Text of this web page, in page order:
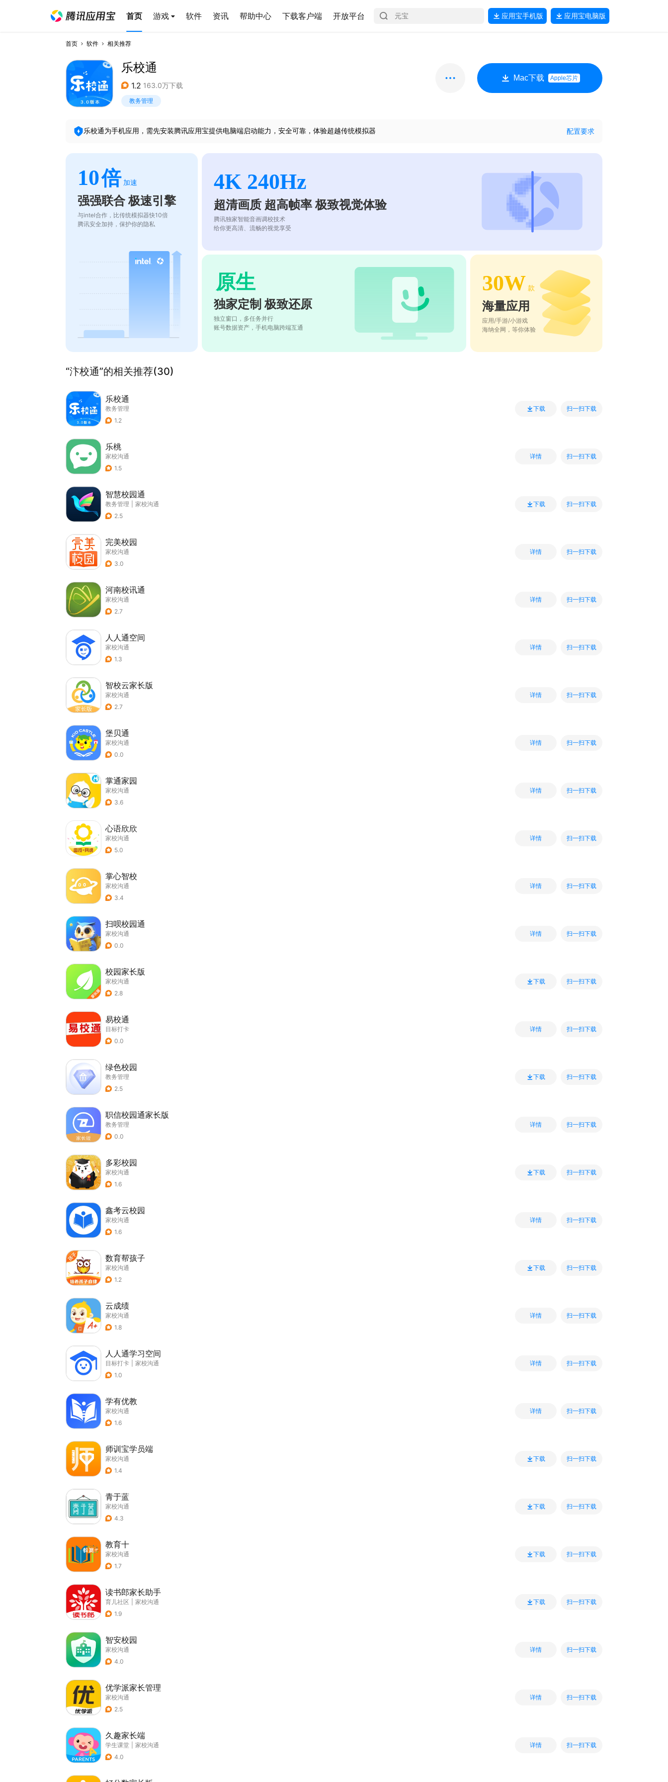
首页 游戏 软件 资讯 帮助中心 下载客户端 开放平台 应用宝手机版 应用宝电脑版
首页 软件 相关推荐
乐校通
1.2 163.0万下载
教务管理
Mac下载 Apple芯片
乐校通为手机应用，需先安装腾讯应用宝提供电脑端启动能力，安全可靠，体验超越传统模拟器 配置要求
10倍 加速
强强联合 极速引擎
与intel合作，比传统模拟器快10倍
腾讯安全加持，保护你的隐私
4K 240Hz
超清画质 超高帧率 极致视觉体验
腾讯独家智能音画调校技术
给你更高清、流畅的视觉享受
原生
独家定制 极致还原
独立窗口，多任务并行
账号数据资产，手机电脑跨端互通
30W 款
海量应用
应用/手游/小游戏
海纳全网，等你体验
“汴校通”的相关推荐(30)
乐校通
教务管理
1.2
下载 扫一扫下载
乐桃
家校沟通
1.5
详情 扫一扫下载
智慧校园通
教务管理
家校沟通
2.5
下载 扫一扫下载
完美校园
家校沟通
3.0
详情 扫一扫下载
河南校讯通
家校沟通
2.7
详情 扫一扫下载
人人通空间
家校沟通
1.3
详情 扫一扫下载
智校云家长版
家校沟通
2.7
详情 扫一扫下载
堡贝通
家校沟通
0.0
详情 扫一扫下载
掌通家园
家校沟通
3.6
详情 扫一扫下载
心语欣欣
家校沟通
5.0
详情 扫一扫下载
掌心智校
家校沟通
3.4
详情 扫一扫下载
扫呗校园通
家校沟通
0.0
详情 扫一扫下载
校园家长版
家校沟通
2.8
下载 扫一扫下载
易校通
目标打卡
0.0
详情 扫一扫下载
绿色校园
教务管理
2.5
下载 扫一扫下载
职信校园通家长版
教务管理
0.0
详情 扫一扫下载
多彩校园
家校沟通
1.6
下载 扫一扫下载
鑫考云校园
家校沟通
1.6
详情 扫一扫下载
数育帮孩子
家校沟通
1.2
下载 扫一扫下载
云成绩
家校沟通
1.8
详情 扫一扫下载
人人通学习空间
目标打卡
家校沟通
1.0
详情 扫一扫下载
学有优教
家校沟通
1.6
详情 扫一扫下载
师训宝学员端
家校沟通
1.4
下载 扫一扫下载
青于蓝
家校沟通
4.3
下载 扫一扫下载
教育十
家校沟通
1.7
下载 扫一扫下载
读书郎家长助手
育儿社区
家校沟通
1.9
下载 扫一扫下载
智安校园
家校沟通
4.0
详情 扫一扫下载
优学派家长管理
家校沟通
2.5
详情 扫一扫下载
久趣家长端
学生课堂
家校沟通
4.0
详情 扫一扫下载